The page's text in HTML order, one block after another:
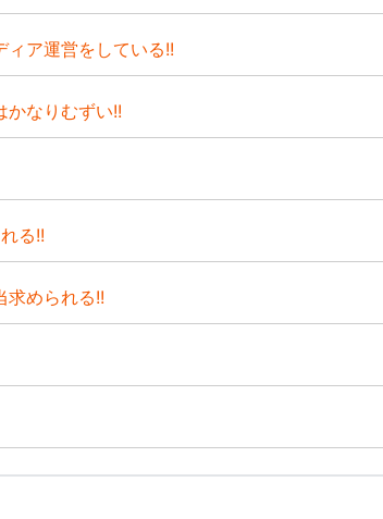
ィア運営をしている!!
かなりむずい!!
る!!
求められる!!